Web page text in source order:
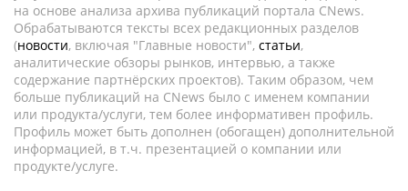
на основе анализа архива публикаций портала CNews.
Обрабатываются тексты всех редакционных разделов
(новости, включая "Главные новости", статьи,
аналитические обзоры рынков, интервью, а также
содержание партнёрских проектов). Таким образом, чем
больше публикаций на CNews было с именем компании
или продукта/услуги, тем более информативен профиль.
Профиль может быть дополнен (обогащен) дополнительной
информацией, в т.ч. презентацией о компании или
продукте/услуге.